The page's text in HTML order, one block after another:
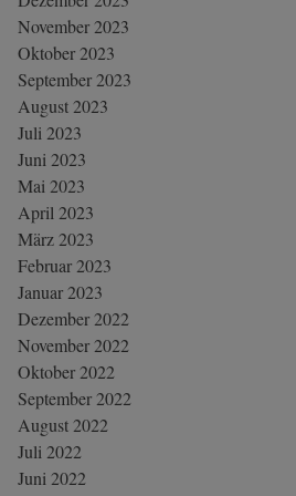
November 2023
Oktober 2023
September 2023
August 2023
Juli 2023
Juni 2023
Mai 2023
April 2023
März 2023
Februar 2023
Januar 2023
Dezember 2022
November 2022
Oktober 2022
September 2022
August 2022
Juli 2022
Juni 2022